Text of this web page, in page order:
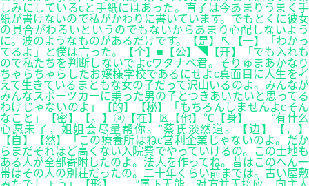
しみにしているcと手紙にはあった。直子は今あまりうまく手
紙が書けないので私がかわりに書いています。でもとくに彼女
の具合がわるいというのでもないからあまり心配しないよう
に。波のようなものがあるだけです。【是】↖【一】「わかっ
てるよ」と僕は言った。【个】■【公】◥【开】「でも入れも
ので私たちを判断しないでよcワタナベ君。そりゅまあかなり
ちゃらちゃらしたお嬢様学校であるにせよc真面目に人生を考
えて生きているまともな女の子だって沢山いるのよ。みんなが
みんなスポーツカーに乗った男の子とつきあいたいと思ってる
わけじゃないのよ」【的】【秘】「もちろんしませんよcそん
なこと」【密】【。】ⓐ【在】☒【他】℃【身】 “有什么
心愿未了，姐姐会尽量帮你。”蔡氏淡然道。【边】【，】
【自】【然】「この療養所はねc営利企業じゃないのよ。だか
らまだそれほど高くない入院費でやっていけるの。この土地も
ある人が全部寄附したのよ。法人を作ってね。昔はこのへん一
帯はその人の別荘だったの。二十年くらい前までは。古い屋敷